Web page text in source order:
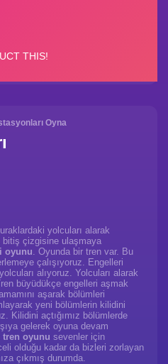
Oyna
yolcuları alarak
bitiş çizgisine ulaşmaya
oyunu. Oyunda bir tren var. Bu
çalışıyoruz. Engelleri
alıyoruz. Yolcuları alarak
büyüdükçe engelleri aşmak
aşarak bölümleri
yeni bölümlerin kilidini
Kilidini açtığımız bölümlerde
gelerek oyuna devam
tren oyunu sevenler için
olduğu kadar da bizleri zorlayan
çıkmış durumda.